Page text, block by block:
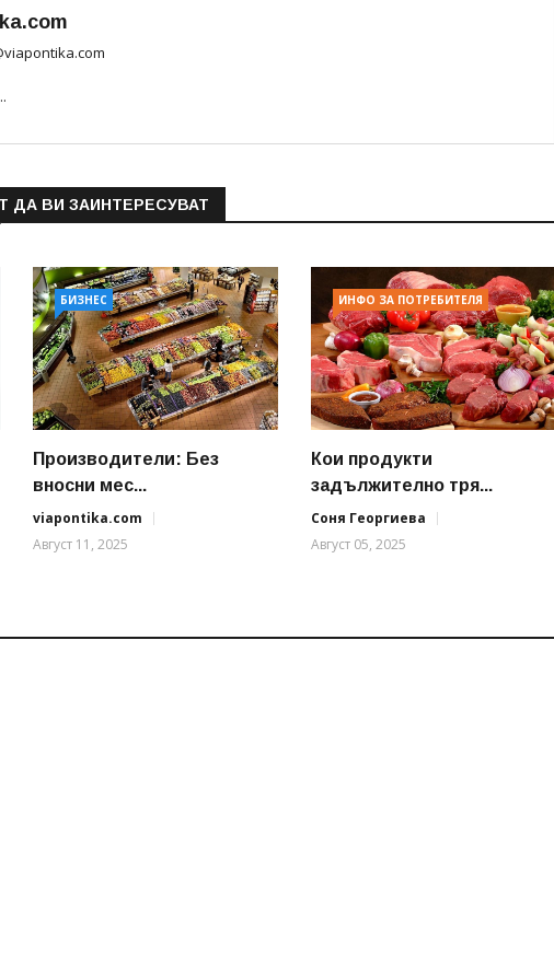
ДА ВИ ЗАИНТЕРЕСУВАТ
БИЗНЕС
Производители: Без
вносни мес...
viapontika.com
Август 11, 2025
ИНФО ЗА ПОТРЕБИТЕЛЯ
Кои продукти
задължително тря...
Соня Георгиева
Август 05, 2025